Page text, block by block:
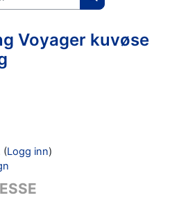
Søk etter
Voyager kuvøse
(Logg inn)